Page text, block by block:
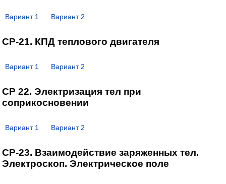
Вариант 1 Вариант 2
СР-21. КПД теплового двигателя
Вариант 1 Вариант 2
СР 22. Электризация тел при
соприкосновении
Вариант 1 Вариант 2
СР-23. Взаимодействие заряженных тел.
Электроскоп. Электрическое поле